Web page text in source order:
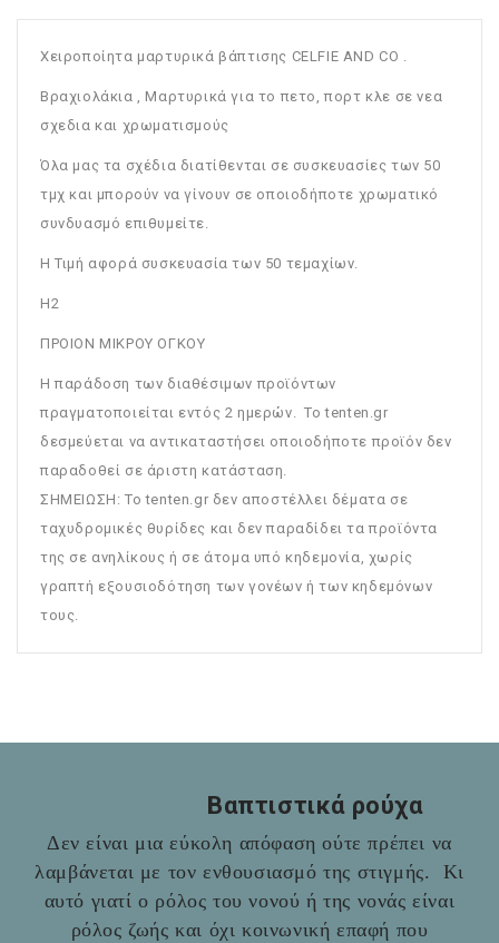
Χειροποίητα μαρτυρικά βάπτισης CELFIE AND CO .
Bραχιολάκια , Μαρτυρικά για το πετο, πορτ κλε σε νεα
σχεδια και χρωματισμούς
Όλα μας τα σχέδια διατίθενται σε συσκευασίες των 50
τμχ και μπορούν να γίνουν σε οποιοδήποτε χρωματικό
συνδυασμό επιθυμείτε.
Η Τιμή αφορά συσκευασία των 50 τεμαχίων.
H2
ΠΡΟΙΟΝ ΜΙΚΡΟΥ ΟΓΚΟΥ
Η παράδοση των διαθέσιμων προϊόντων
πραγματοποιείται εντός 2 ημερών. Το tenten.gr
δεσμεύεται να αντικαταστήσει οποιοδήποτε προϊόν δεν
παραδοθεί σε άριστη κατάσταση.
ΣΗΜΕΙΩΣΗ: To tenten.gr δεν αποστέλλει δέματα σε
ταχυδρομικές θυρίδες και δεν παραδίδει τα προϊόντα
της σε ανηλίκους ή σε άτομα υπό κηδεμονία, χωρίς
γραπτή εξουσιοδότηση των γονέων ή των κηδεμόνων
τους.
Βαπτιστικά ρούχα
Δεν είναι μια εύκολη απόφαση ούτε πρέπει να
λαμβάνεται με τον ενθουσιασμό της στιγμής. Κι
αυτό γιατί ο ρόλος του νονού ή της νονάς είναι
ρόλος ζωής και όχι κοινωνική επαφή που